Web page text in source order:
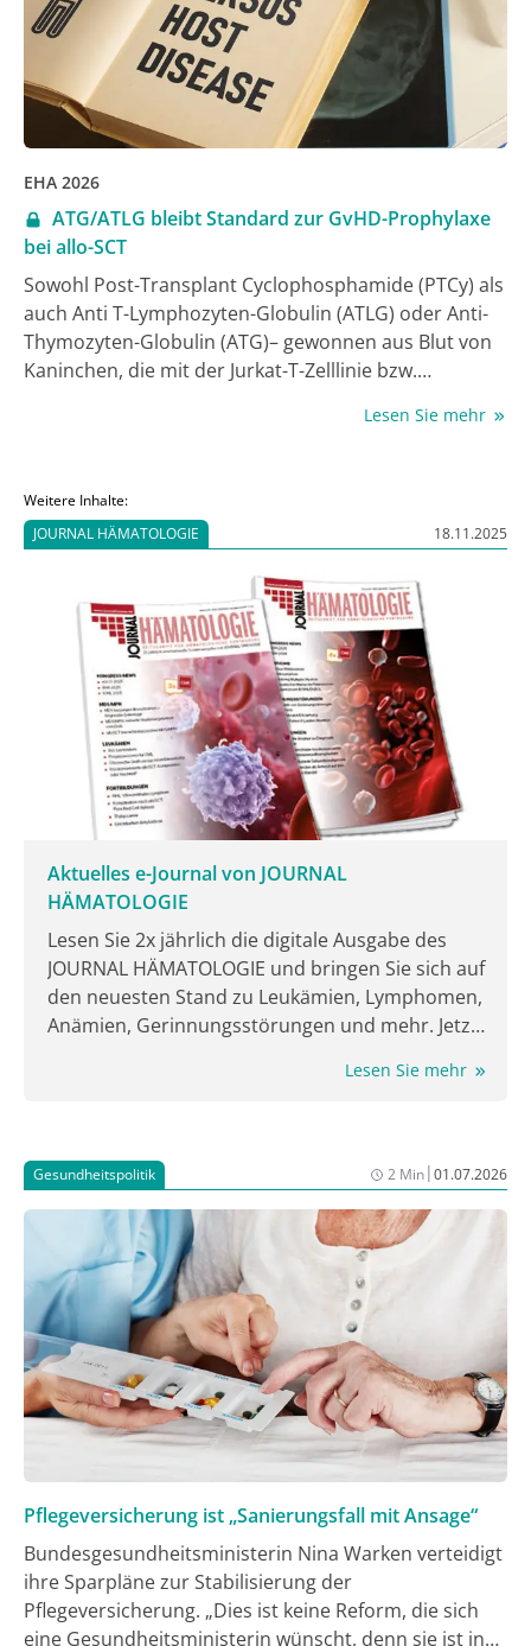
EHA 2026
ATG/ATLG bleibt Standard zur GvHD-Prophylaxe
bei allo-SCT
Sowohl Post-Transplant Cyclophosphamide (PTCy) als
auch Anti T-Lymphozyten-Globulin (ATLG) oder Anti-
Thymozyten-Globulin (ATG)– gewonnen aus Blut von
Kaninchen, die mit der Jurkat-T-Zelllinie bzw.
im Kontext einer allogenen Stammzelltransplantation
verwandten oder verwandten Spender:innen
eingesetzt. Erstmals wurden nun beide Strategien in
einer großen Phase-III-Studie mit Nicht-
Unterlegenheits-Design direkt miteinander
verglichen, und zwar im Hinblick auf
Überlebensparameter und ihre Fähigkeit, der GvHD
vorzubeugen. Prof. Johannes Schetelig von der
Bereichsleitung Stammzelltransplantation des
Universitätsklinikums Carl Gustav Carus in Dresden,
stellte die Daten, die mit ATG/ATLG einen Sieger
hervorbrachten, beim Jahreskongress der European
Hematology Association (EHA) 2026 vor [1].
Lesen Sie mehr
Weitere Inhalte:
JOURNAL HÄMATOLOGIE
18.11.2025
Aktuelles e-Journal von JOURNAL
HÄMATOLOGIE
Lesen Sie 2x jährlich die digitale Ausgabe des
JOURNAL HÄMATOLOGIE und bringen Sie sich auf
den neuesten Stand zu Leukämien, Lymphomen,
Anämien, Gerinnungsstörungen und mehr. Jetzt
Lesen Sie mehr
Gesundheitspolitik 2 Min|01.07.2026
Pflegeversicherung ist „Sanierungsfall mit Ansage“
Bundesgesundheitsministerin Nina Warken verteidigt
ihre Sparpläne zur Stabilisierung der
Pflegeversicherung. „Dies ist keine Reform, die sich
eine Gesundheitsministerin wünscht, denn sie ist in